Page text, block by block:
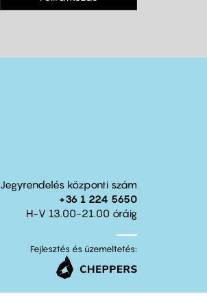
Jegyrendelés központi szám
+36 1 224 5650
H-V 13.00-21.00 óráig
Fejlesztés és üzemeltetés: